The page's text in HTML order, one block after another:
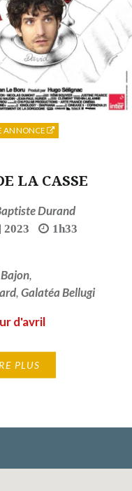
LA CASSE
Durand
2023
1h33
,
,Galatéa Bellugi
d'avril
PLUS
ANNONCE